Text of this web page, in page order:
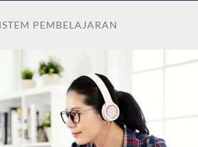
PEMBELAJARAN